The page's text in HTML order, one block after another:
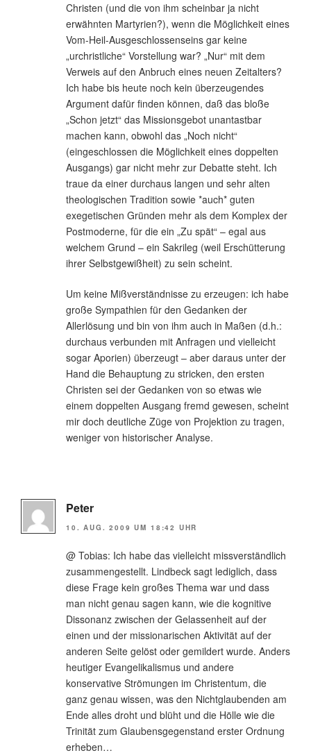
Christen (und die von ihm scheinbar ja nicht
erwähnten Martyrien?), wenn die Möglichkeit eines
Vom-Heil-Ausgeschlossenseins gar keine
„urchristliche“ Vorstellung war? „Nur“ mit dem
Verweis auf den Anbruch eines neuen Zeitalters?
Ich habe bis heute noch kein überzeugendes
Argument dafür finden können, daß das bloße
„Schon jetzt“ das Missionsgebot unantastbar
machen kann, obwohl das „Noch nicht“
(eingeschlossen die Möglichkeit eines doppelten
Ausgangs) gar nicht mehr zur Debatte steht. Ich
traue da einer durchaus langen und sehr alten
theologischen Tradition sowie *auch* guten
exegetischen Gründen mehr als dem Komplex der
Postmoderne, für die ein „Zu spät“ – egal aus
welchem Grund – ein Sakrileg (weil Erschütterung
ihrer Selbstgewißheit) zu sein scheint.
Um keine Mißverständnisse zu erzeugen: ich habe
große Sympathien für den Gedanken der
Allerlösung und bin von ihm auch in Maßen (d.h.:
durchaus verbunden mit Anfragen und vielleicht
sogar Aporien) überzeugt – aber daraus unter der
Hand die Behauptung zu stricken, den ersten
Christen sei der Gedanken von so etwas wie
einem doppelten Ausgang fremd gewesen, scheint
mir doch deutliche Züge von Projektion zu tragen,
weniger von historischer Analyse.
Peter
10. AUG. 2009 UM 18:42 UHR
@ Tobias: Ich habe das vielleicht missverständlich
zusammengestellt. Lindbeck sagt lediglich, dass
diese Frage kein großes Thema war und dass
man nicht genau sagen kann, wie die kognitive
Dissonanz zwischen der Gelassenheit auf der
einen und der missionarischen Aktivität auf der
anderen Seite gelöst oder gemildert wurde. Anders
heutiger Evangelikalismus und andere
konservative Strömungen im Christentum, die
ganz genau wissen, was den Nichtglaubenden am
Ende alles droht und blüht und die Hölle wie die
Trinität zum Glaubensgegenstand erster Ordnung
erheben…